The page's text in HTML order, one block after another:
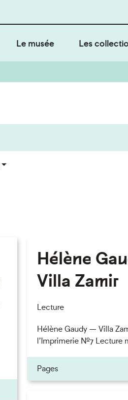
Le musée Les
Hélène
Villa Zamir
Lecture
Hélène Gaudy — Villa
l’Imprimerie n°7 Lecture
Pages